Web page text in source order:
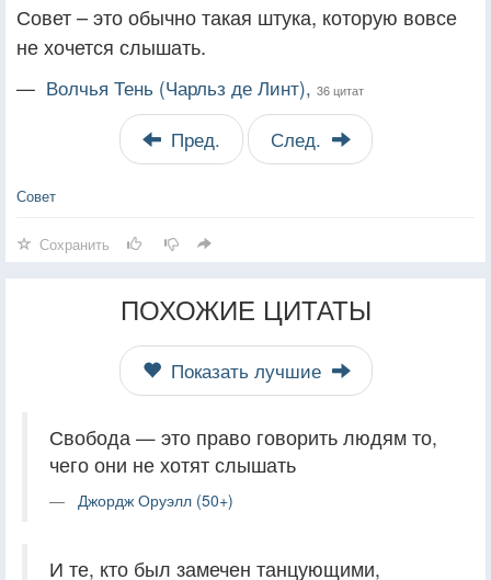
Совет – это обычно такая штука, которую вовсе
не хочется слышать.
— Волчья Тень (Чарльз де Линт), 36 цитат
Пред. След.
Совет
Сохранить
ПОХОЖИЕ ЦИТАТЫ
Показать лучшие
Свобода — это право говорить людям то,
чего они не хотят слышать
Джордж Оруэлл (50+)
И те, кто был замечен танцующими,